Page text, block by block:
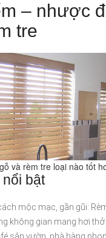
– nhược
tre
và rèm tre loại nào tốt
bật
mộc mạc, gần gũi:
không gian mang hơi